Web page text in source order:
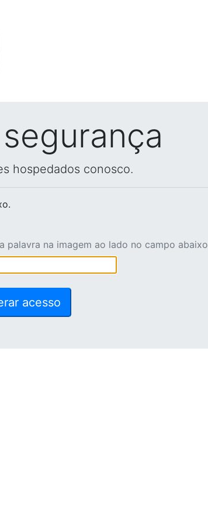
hospedados conosco.
palavra na imagem ao lado no campo abaixo